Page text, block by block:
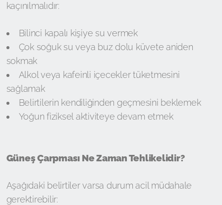
kaçınılmalıdır:
Bilinci kapalı kişiye su vermek
Çok soğuk su veya buz dolu küvete aniden
sokmak
Alkol veya kafeinli içecekler tüketmesini
sağlamak
Belirtilerin kendiliğinden geçmesini beklemek
Yoğun fiziksel aktiviteye devam etmek
Güneş Çarpması Ne Zaman Tehlikelidir?
Aşağıdaki belirtiler varsa durum acil müdahale
gerektirebilir: